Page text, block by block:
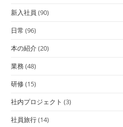
新入社員 (90)
日常 (96)
本の紹介(20)
業務(48)
研修(15)
社内プロジェクト (3)
社員旅行(14)